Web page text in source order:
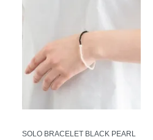
SOLO BRACELET BLACK PEARL